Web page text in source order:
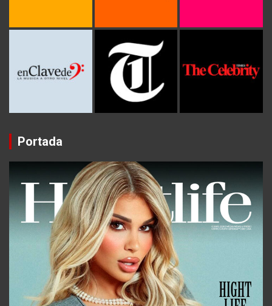
Portada